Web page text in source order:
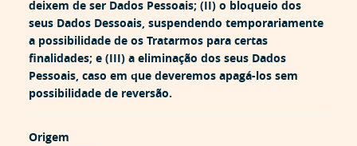
deixem de ser Dados Pessoais; (II) o bloqueio dos
seus Dados Dessoais, suspendendo temporariamente
a possibilidade de os Tratarmos para certas
finalidades; e (III) a eliminação dos seus Dados
Pessoais, caso em que deveremos apagá-los sem
possibilidade de reversão.
Origem